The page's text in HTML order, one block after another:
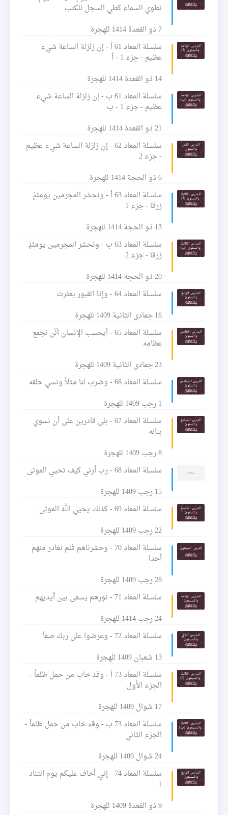
نطوي السماء كطي السجل للكتب
7 ذو القعدة 1414 للهجرة
سلسلة المعاد 61 أ - إن زلزلة الساعة شيء
عظيم - جزء 1 - أ
14 ذو القعدة 1414 للهجرة
سلسلة المعاد 61 ب - إن زلزلة الساعة شيء
عظيم - جزء 1 - ب
21 ذو القعدة 1414 للهجرة
سلسلة المعاد 62 - إن زلزلة الساعة شيء عظيم
- جزء 2
6 ذو الحجة 1414 للهجرة
سلسلة المعاد 63 أ - ونحشر المجرمين يومئذٍ
زرقا - جزء 1
13 ذو الحجة 1414 للهجرة
سلسلة المعاد 63 ب - ونحشر المجرمين يومئذٍ
زرقا - جزء 2
20 ذو الحجة 1414 للهجرة
سلسلة المعاد 64 - وإذا القبور بعثرت
16 جمادى الثانية 1409 للهجرة
سلسلة المعاد 65 - أيحسب الإنسان ألّن نجمع
عظامه
23 جمادى الثانية 1409 للهجرة
سلسلة المعاد 66 - وضرب لنا مثلاً ونسي خلقه
1 رجب 1409 للهجرة
سلسلة المعاد 67 - بلى قادرين على أن نسوي
بنانه
8 رجب 1409 للهجرة
سلسلة المعاد 68 - رب أرني كيف تحيي الموتى
15 رجب 1409 للهجرة
سلسلة المعاد 69 - كذلك يحيي الله الموتى
22 رجب 1409 للهجرة
سلسلة المعاد 70 - وحشرناهم فلم نغادر منهم
أحدا
28 رجب 1409 للهجرة
سلسلة المعاد 71 - نورهم يسعى بين أيديهم
24 رجب 1414 للهجرة
سلسلة المعاد 72 - وعرضوا على ربك صفاَ
13 شعبان 1409 للهجرة
سلسلة المعاد 73 أ - وقد خاب من حمل ظلماً -
الجزء الأول
17 شوال 1409 للهجرة
سلسلة المعاد 73 ب - وقد خاب من حمل ظلماً -
الجزء الثاني
24 شوال 1409 للهجرة
سلسلة المعاد 74 - إني أخاف عليكم يوم التناد -
1
9 ذو القعدة 1409 للهجرة